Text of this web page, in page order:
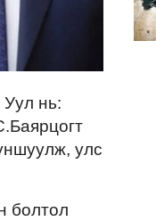
нь:
улс
болтол